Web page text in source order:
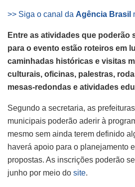
>> Siga o canal da Agência Brasil
Entre as atividades que poderão
para o evento estão roteiros em
caminhadas históricas e visitas
culturais, oficinas, palestras,
mesas-redondas e atividades
Segundo a secretaria, as
municipais poderão aderir à
mesmo sem ainda terem definido
haverá apoio para o planejamento
propostas. As inscrições poderão
junho por meio do site.